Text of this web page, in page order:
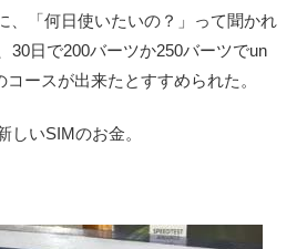
、「何日使いたいの？」って聞かれ
30日で200バーツか250バーツでun
ースが出来たとすすめられた。
しいSIMのお金。